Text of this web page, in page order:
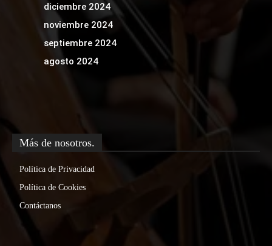
diciembre 2024
noviembre 2024
septiembre 2024
agosto 2024
Más de nosotros.
Política de Privacidad
Política de Cookies
Contáctanos